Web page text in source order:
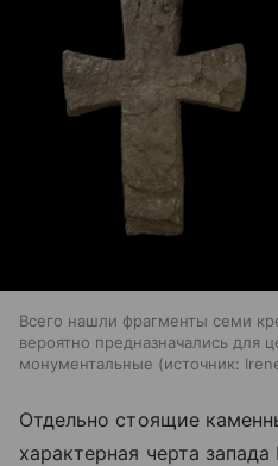
Всего нашли фрагменты семи
вероятно предназначались для
монументальные
источник:
Отдельно стоящие
характерная черта